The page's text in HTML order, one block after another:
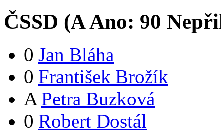
ČSSD (AAno: 90
0 Jan Bláha
0 František Brožík
A Petra Buzková
0 Robert Dostál